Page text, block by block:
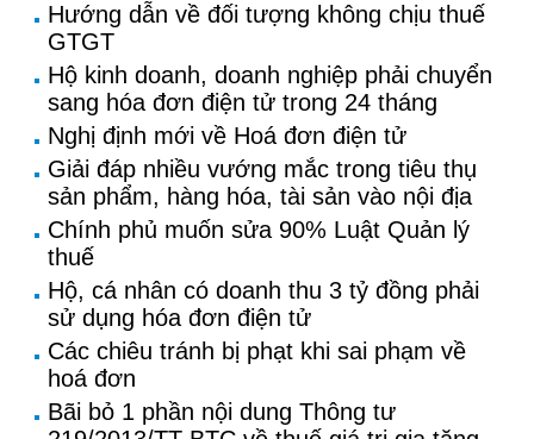
Hướng dẫn về đối tượng không chịu thuế
GTGT
Hộ kinh doanh, doanh nghiệp phải chuyển
sang hóa đơn điện tử trong 24 tháng
Nghị định mới về Hoá đơn điện tử
Giải đáp nhiều vướng mắc trong tiêu thụ
sản phẩm, hàng hóa, tài sản vào nội địa
Chính phủ muốn sửa 90% Luật Quản lý
thuế
Hộ, cá nhân có doanh thu 3 tỷ đồng phải
sử dụng hóa đơn điện tử
Các chiêu tránh bị phạt khi sai phạm về
hoá đơn
Bãi bỏ 1 phần nội dung Thông tư